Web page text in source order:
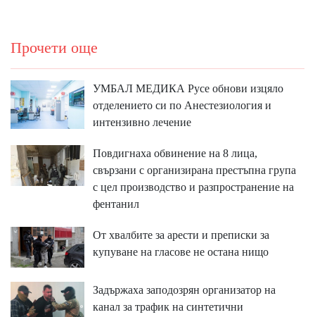
Прочети още
УМБАЛ МЕДИКА Русе обнови изцяло
отделението си по Анестезиология и
интензивно лечение
Повдигнаха обвинение на 8 лица,
свързани с организирана престъпна група
с цел производство и разпространение на
фентанил
От хвалбите за арести и преписки за
купуване на гласове не остана нищо
Задържаха заподозрян организатор на
канал за трафик на синтетични